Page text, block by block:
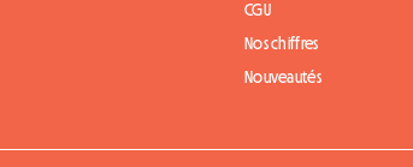
CGU
Nos chiffres
Nouveautés